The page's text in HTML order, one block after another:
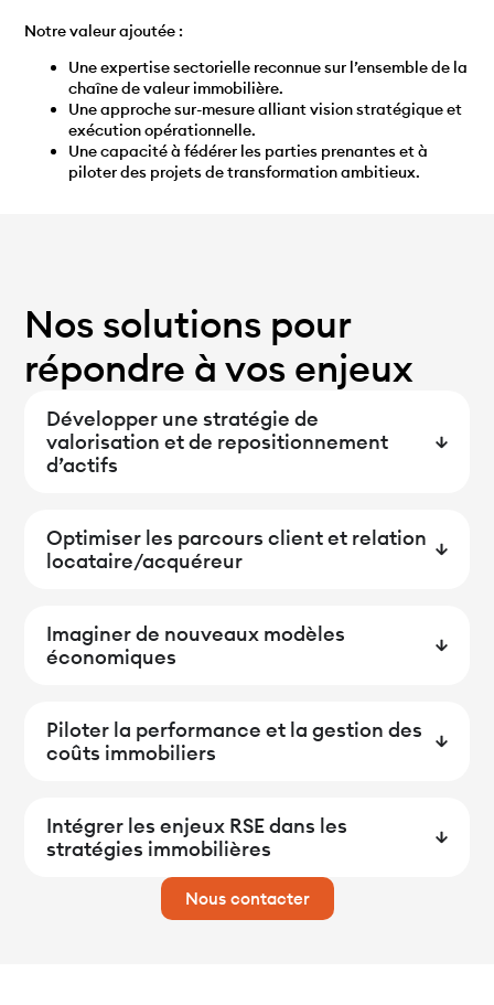
Notre valeur ajoutée :
Une expertise sectorielle reconnue sur l’ensemble de la
chaîne de valeur immobilière.
Une approche sur-mesure alliant vision stratégique et
exécution opérationnelle.
Une capacité à fédérer les parties prenantes et à
piloter des projets de transformation ambitieux.
Nos solutions pour
répondre à vos enjeux
Développer une stratégie de
valorisation et de repositionnement
d’actifs
Optimiser les parcours client et relation
locataire/acquéreur
Imaginer de nouveaux modèles
économiques
Piloter la performance et la gestion des
coûts immobiliers
Intégrer les enjeux RSE dans les
stratégies immobilières
Nous contacter